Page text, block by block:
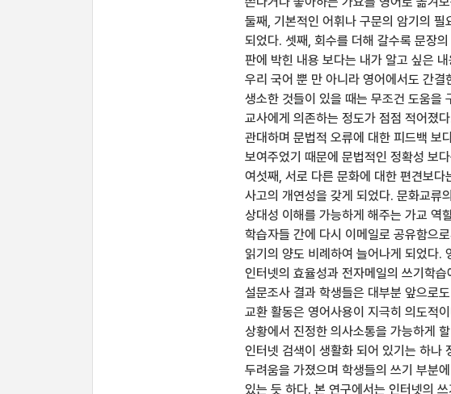
둘째, 기본적인 어휘나 구문의 암기의
되었다. 셋째, 회수를 더해 갈수록 문장
판에 박힌 내용 보다는 내가 알고 싶은
우리 국어 뿐 만 아니라 영어에서도 간
생소한 것들이 있을 때는 무조건 도움을
교사에게 의존하는 정도가 점점 적어졌
관대하며 문법적 오류에 대한 피드백 보
보여주었기 때문에 문법적인 정확성 보
여섯째, 서로 다른 문화에 대한 편견보
사고의 개연성을 갖게 되었다. 문화교류
상대성 이해를 가능하게 해주는 가교
학습자들 간에 다시 이메일로 공유함으
읽기의 양도 비례하여 늘어나게 되었다.
인터넷의 효율성과 전자메일의 쓰기학
설문조사 결과 학생들은 대부분 앞으로
교환 활동은 영어사용이 지극히 의도적
상황에서 진정한 의사소통을 가능하게
인터넷 검색이 생활화 되어 있기는 하나
두려움을 가졌으며 학생들의 쓰기 부분
있는 듯 하다. 본 연구에서는 인터넷의